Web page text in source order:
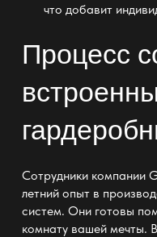
что добавит
Процесс
Сотрудники компании
летний опыт в
систем. Они готовы
комнату вашей мечты.